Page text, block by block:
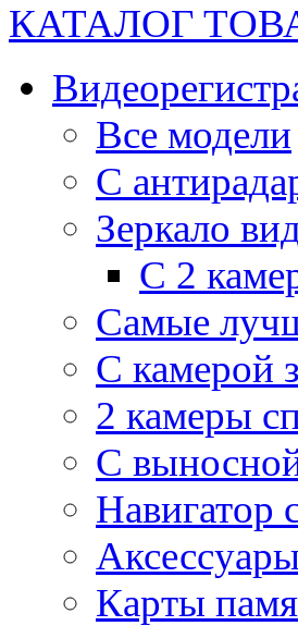
КАТАЛОГ
Все модели
C
Зеркало
С 2
Самые
С камерой
2 камеры
С
Навигатор
Аксессуары
Карты